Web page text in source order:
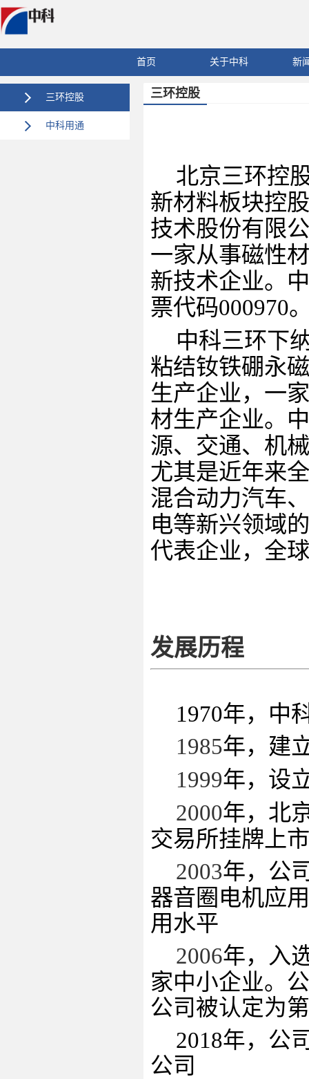
首页 关于中科 新
三环控股
中科用通
三环控股
北京三环控
新材料板块控
技术股份有限
一家从事磁性
新技术企业。
票代码000970
中科三环下
粘结钕铁硼永
生产企业，一
材生产企业。
源、交通、机
尤其是近年来
混合动力汽车
电等新兴领域
代表企业，全
发展历程
1970年，中
1985年，建
1999年，设
2000年，北
交易所挂牌上市
2003年，公
器音圈电机应
用水平
2006年，入
家中小企业。
公司被认定为
2018年，公
公司